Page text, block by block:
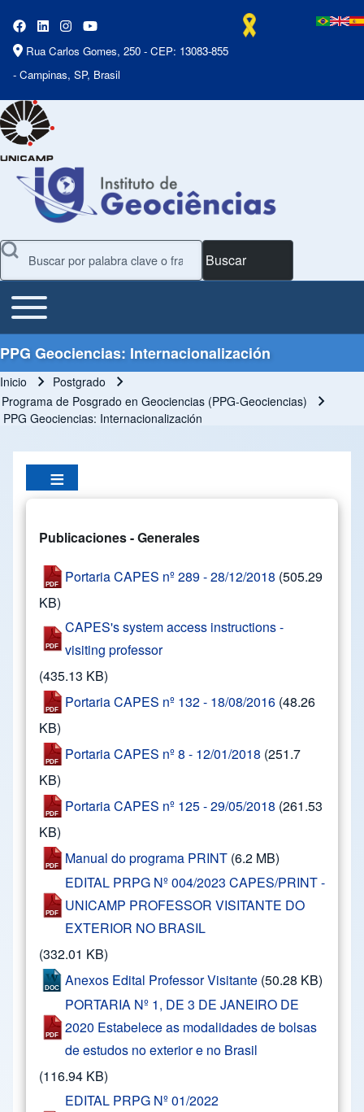
Rua Carlos Gomes, 250 - CEP: 13083-855
- Campinas, SP, Brasil
Buscar
Main Menu
Toggle main menu
PPG Geociencias: Internacionalización
Ruta de navegación
Inicio
Postgrado
Programa de Posgrado en Geociencias (PPG-Geociencias)
PPG Geociencias: Internacionalización
Publicaciones - Generales
Portaria CAPES nº 289 - 28/12/2018 (505.29
KB)
CAPES's system access instructions -
visiting professor
(435.13 KB)
Portaria CAPES nº 132 - 18/08/2016 (48.26
KB)
Portaria CAPES nº 8 - 12/01/2018 (251.7
KB)
Portaria CAPES nº 125 - 29/05/2018 (261.53
KB)
Manual do programa PRINT (6.2 MB)
EDITAL PRPG Nº 004/2023 CAPES/PRINT -
UNICAMP PROFESSOR VISITANTE DO
EXTERIOR NO BRASIL
(332.01 KB)
Anexos Edital Professor Visitante (50.28 KB)
PORTARIA Nº 1, DE 3 DE JANEIRO DE
2020 Estabelece as modalidades de bolsas
de estudos no exterior e no Brasil
(116.94 KB)
EDITAL PRPG Nº 01/2022